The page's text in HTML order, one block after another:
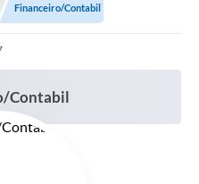
Financeiro/Contabil
Contabil